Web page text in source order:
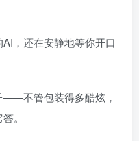
，还在安静地等你开口
——不管包装得多酷炫，
。